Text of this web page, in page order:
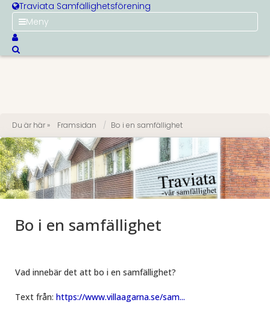
Traviata Samfällighetsförening
Meny
Du är här » Framsidan Bo i en samfällighet
Bo i en samfällighet
Vad innebär det att bo i en samfällighet?
Text från: https://www.villaagarna.se/sam...